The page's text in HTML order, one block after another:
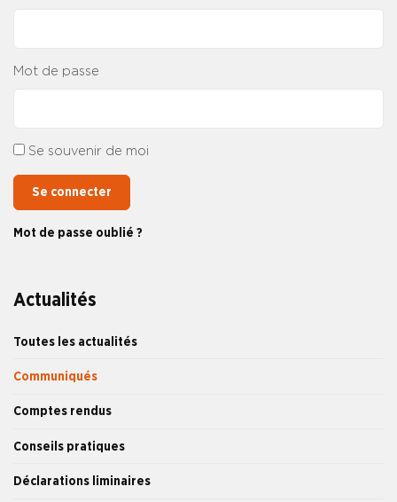
Actualités
Toutes les actualités
Communiqués
Comptes rendus
Conseils pratiques
Déclarations liminaires
Mot de passe
Se souvenir de moi
Se connecter
Mot de passe oublié ?